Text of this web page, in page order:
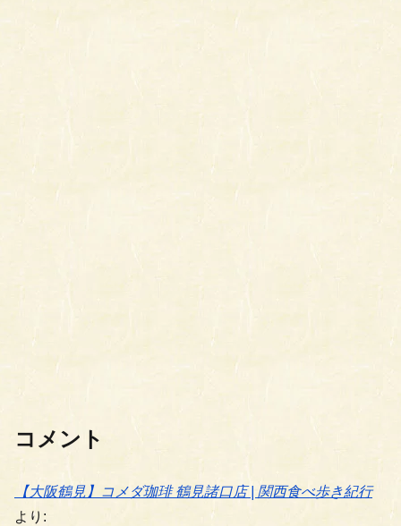
コメント
【大阪鶴見】コメダ珈琲 鶴見諸口店 | 関西食べ歩き紀行
より: